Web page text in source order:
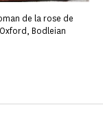
de la rose de
Bodleian